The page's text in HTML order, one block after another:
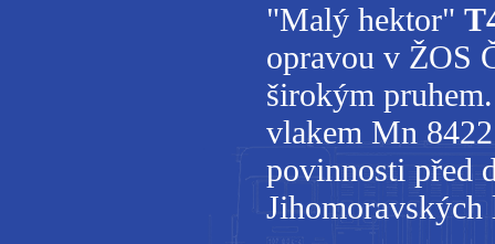
"Malý hektor"
opravou v ŽOS
širokým
vlakem Mn
povinnosti před